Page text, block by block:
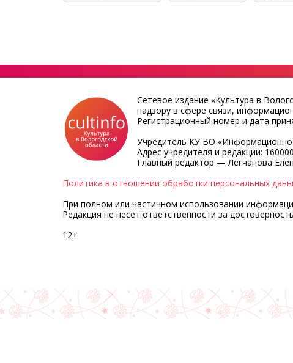
Сетевое издание «Культура в
надзору в сфере связи,
Регистрационный номер и дата
Учредитель КУ ВО
Адрес учредителя и редакции:
Главный редактор — Легчанова
Политика в отношении обработки персональных
При полном или частичном использовании
Редакция не несет ответственности за
12+